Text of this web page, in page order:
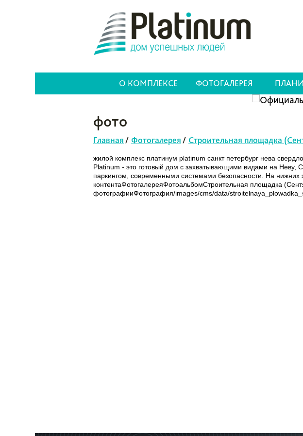
О КОМПЛЕКСЕ ФОТОГАЛЕРЕЯ
фото
Главная / Фотогалерея / Строительная площадка
жилой комплекс платинум platinum санкт петербург нева
Platinum - это готовый дом с захватывающими видами на
паркингом, современными системами безопасности. На
контентаФотогалереяФотоальбомСтроительная площадка
фотографииФотография/images/cms/data/